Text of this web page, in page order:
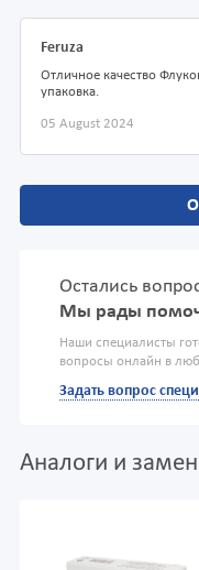
Feruza
Отличное качество
упаковка.
05 August 2024
Остались
Мы рады
Наши специалисты
вопросы онлайн в
Задать вопрос
Аналоги и